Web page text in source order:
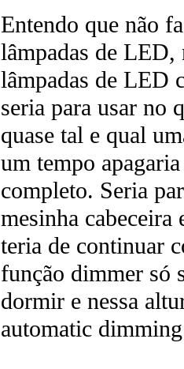
Entendo que não
lâmpadas de LED,
lâmpadas de LED
seria para usar no
quase tal e qual
um tempo
completo. Seria
mesinha cabeceira
teria de continuar
função dimmer só
dormir e nessa
automatic